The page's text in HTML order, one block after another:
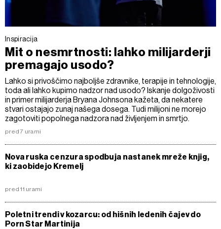
Inspiracija
Mit o nesmrtnosti: lahko milijarderji
premagajo usodo?
Lahko si privoščimo najboljše zdravnike, terapije in tehnologije,
toda ali lahko kupimo nadzor nad usodo? Iskanje dolgoživosti
in primer milijarderja Bryana Johnsona kažeta, da nekatere
stvari ostajajo zunaj našega dosega. Tudi milijoni ne morejo
zagotoviti popolnega nadzora nad življenjem in smrtjo.
pred 7 urami
Nova ruska cenzura spodbuja nastanek mreže knjig,
ki zaobidejo Kremelj
pred 11 urami
Poletni trendi v kozarcu: od hišnih ledenih čajev do
Porn Star Martinija